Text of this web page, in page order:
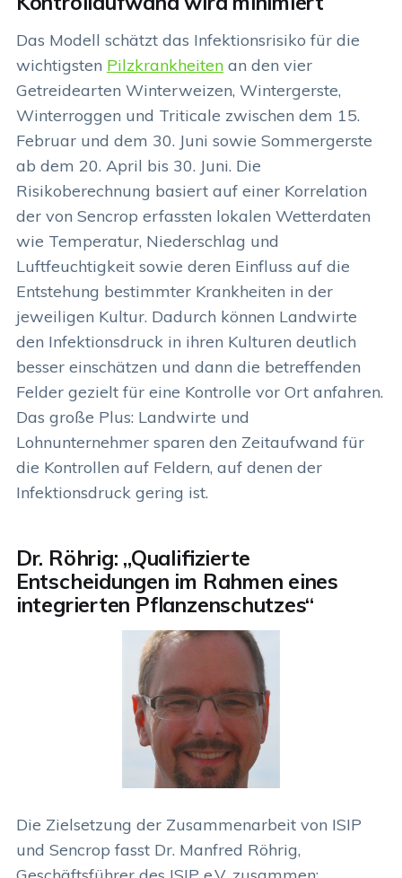
Das Modell schätzt das Infektionsrisiko für die
wichtigsten Pilzkrankheitenan den vier
Getreidearten Winterweizen, Wintergerste,
Winterroggen und Triticale zwischen dem 15.
Februar und dem 30. Juni sowie Sommergerste
ab dem 20. April bis 30. Juni. Die
Risikoberechnung basiert auf einer Korrelation
der von Sencrop erfassten lokalen Wetterdaten
wie Temperatur, Niederschlag und
Luftfeuchtigkeit sowie deren Einfluss auf die
Entstehung bestimmter Krankheiten in der
jeweiligen Kultur. Dadurch können Landwirte
den Infektionsdruck in ihren Kulturen deutlich
besser einschätzen und dann die betreffenden
Felder gezielt für eine Kontrolle vor Ort anfahren.
Das große Plus: Landwirte und
Lohnunternehmer sparen den Zeitaufwand für
die Kontrollen auf Feldern, auf denen der
Infektionsdruck gering ist.
Dr. Röhrig: „Qualifizierte
Entscheidungen im Rahmen eines
integrierten Pflanzenschutzes“
Die Zielsetzung der Zusammenarbeit von ISIP
und Sencrop fasst Dr. Manfred Röhrig,